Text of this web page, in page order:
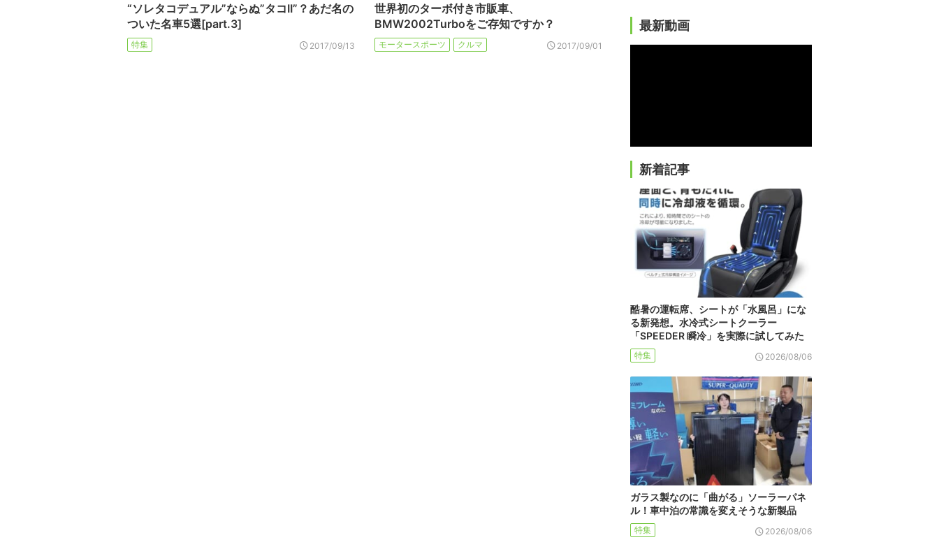
“ソレタコデュアル”ならぬ”タコII”？あだ名の
ついた名車5選[part.3]
特集 2017/09/13
世界初のターボ付き市販車、
BMW2002Turboをご存知ですか？
モータースポーツ クルマ 2017/09/01
最新動画
新着記事
酷暑の運転席、シートが「水風呂」にな
る新発想。水冷式シートクーラー
「SPEEDER 瞬冷」を実際に試してみた
特集 2026/08/06
ガラス製なのに「曲がる」ソーラーパネ
ル！車中泊の常識を変えそうな新製品
特集 2026/08/06